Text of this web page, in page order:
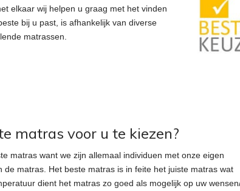
elkaar wij helpen u graag met het vinden
bij u past, is afhankelijk van diverse
matrassen.
matras voor u te kiezen?
matras want we zijn allemaal individuen met onze eigen
matras. Het beste matras is in feite het juiste matras wat
dient het matras zo goed als mogelijk op uw